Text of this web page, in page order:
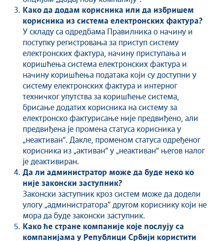
Како да додам корисника или да избришем
корисника из система електронских фактура?
У складу са одредбама Правилника о начину и
поступку регистровања за приступ систему
електронских фактура, начину приступања и
коришћења система електронских фактура и
начину коришћења података који су доступни у
систему електронских фактура и интерног
техничког упутства за коришћење система,
брисање додатих корисника на систему за
електронско фактурисање није предвиђено, али
предвиђена је промена статуса корисника у
„неактиван“. Дакле, променом статуса одређеног
корисника из „активан“ у „неактиван“ његов налог
је деактивиран.
Да ли администратор може да буде неко ко
није законски заступник?
Законски заступник кроз систем може да додели
улогу „администратора” другом кориснику који не
мора да буде законски заступник.
Како ће стране компаније које послују са
компанијама у Републици Србији користити